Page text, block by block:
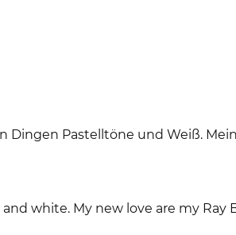
Dingen Pastelltöne und Weiß.
white. My new love are my Ray